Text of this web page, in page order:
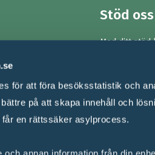
för att föra besöksstatistik och
på att skapa innehåll och
en rättssäker asylprocess.
Stöd oss
Med ditt stöd
Swish:123
Bromma